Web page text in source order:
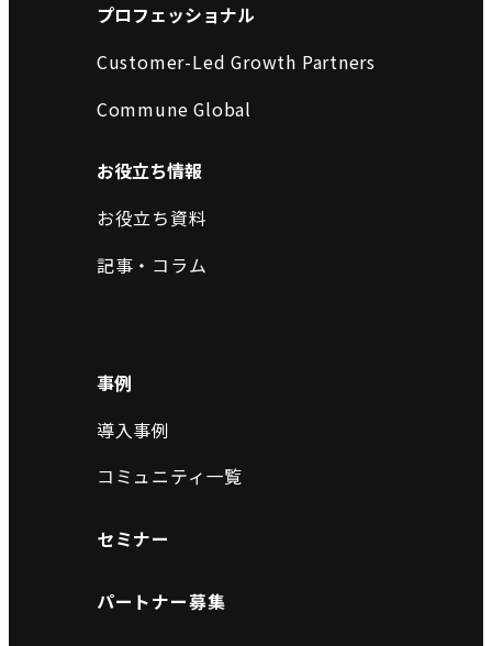
プロフェッショナル
Customer-Led Growth Partners
Commune Global
お役立ち情報
お役立ち資料
記事・コラム
事例
導入事例
コミュニティ一覧
セミナー
パートナー募集